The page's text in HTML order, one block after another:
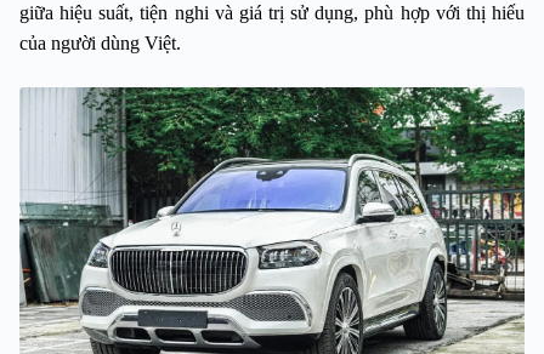
giữa hiệu suất, tiện nghi và giá trị sử dụng, phù hợp với thị hiếu
của người dùng Việt.